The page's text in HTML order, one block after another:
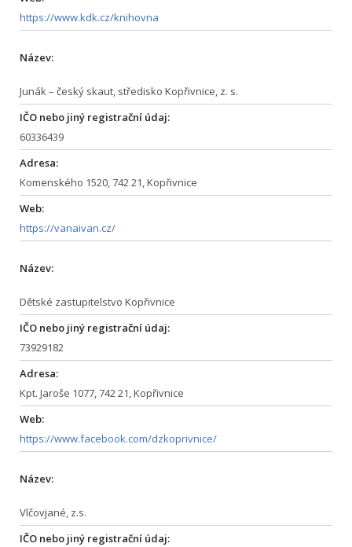
https://www.kdk.cz/knihovna
Název:
Junák – český skaut, středisko Kopřivnice, z. s.
IČO nebo jiný registrační údaj:
60336439
Adresa:
Komenského 1520, 742 21, Kopřivnice
Web:
https://vanaivan.cz/
Název:
Dětské zastupitelstvo Kopřivnice
IČO nebo jiný registrační údaj:
73929182
Adresa:
Kpt. Jaroše 1077, 742 21, Kopřivnice
Web:
https://www.facebook.com/dzkoprivnice/
Název:
Vlčovjané, z.s.
IČO nebo jiný registrační údaj: